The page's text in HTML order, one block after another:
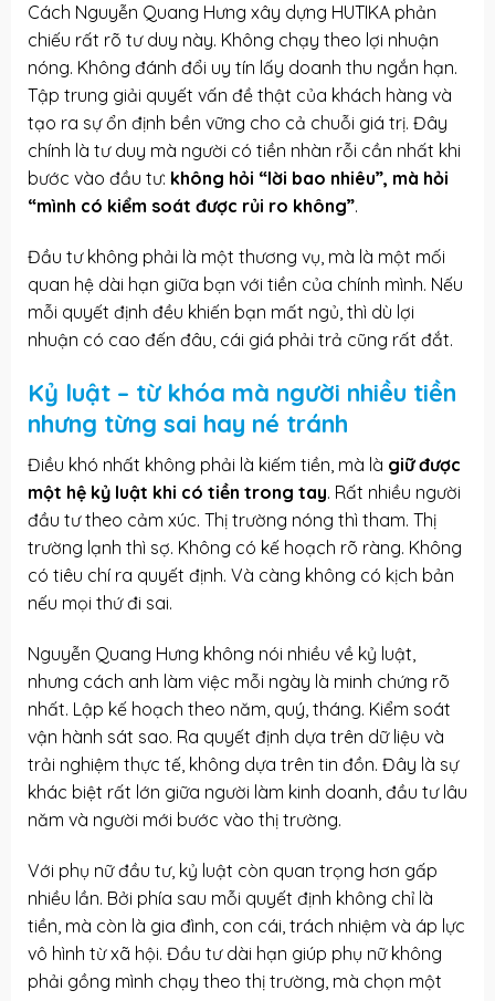
Cách Nguyễn Quang Hưng xây dựng HUTIKA phản
chiếu rất rõ tư duy này. Không chạy theo lợi nhuận
nóng. Không đánh đổi uy tín lấy doanh thu ngắn hạn.
Tập trung giải quyết vấn đề thật của khách hàng và
tạo ra sự ổn định bền vững cho cả chuỗi giá trị. Đây
chính là tư duy mà người có tiền nhàn rỗi cần nhất khi
bước vào đầu tư: không hỏi “lời bao nhiêu”, mà hỏi
“mình có kiểm soát được rủi ro không”.
Đầu tư không phải là một thương vụ, mà là một mối
quan hệ dài hạn giữa bạn với tiền của chính mình. Nếu
mỗi quyết định đều khiến bạn mất ngủ, thì dù lợi
nhuận có cao đến đâu, cái giá phải trả cũng rất đắt.
Kỷ luật – từ khóa mà người nhiều tiền
nhưng từng sai hay né tránh
Điều khó nhất không phải là kiếm tiền, mà là giữ được
một hệ kỷ luật khi có tiền trong tay. Rất nhiều người
đầu tư theo cảm xúc. Thị trường nóng thì tham. Thị
trường lạnh thì sợ. Không có kế hoạch rõ ràng. Không
có tiêu chí ra quyết định. Và càng không có kịch bản
nếu mọi thứ đi sai.
Nguyễn Quang Hưng không nói nhiều về kỷ luật,
nhưng cách anh làm việc mỗi ngày là minh chứng rõ
nhất. Lập kế hoạch theo năm, quý, tháng. Kiểm soát
vận hành sát sao. Ra quyết định dựa trên dữ liệu và
trải nghiệm thực tế, không dựa trên tin đồn. Đây là sự
khác biệt rất lớn giữa người làm kinh doanh, đầu tư lâu
năm và người mới bước vào thị trường.
Với phụ nữ đầu tư, kỷ luật còn quan trọng hơn gấp
nhiều lần. Bởi phía sau mỗi quyết định không chỉ là
tiền, mà còn là gia đình, con cái, trách nhiệm và áp lực
vô hình từ xã hội. Đầu tư dài hạn giúp phụ nữ không
phải gồng mình chạy theo thị trường, mà chọn một